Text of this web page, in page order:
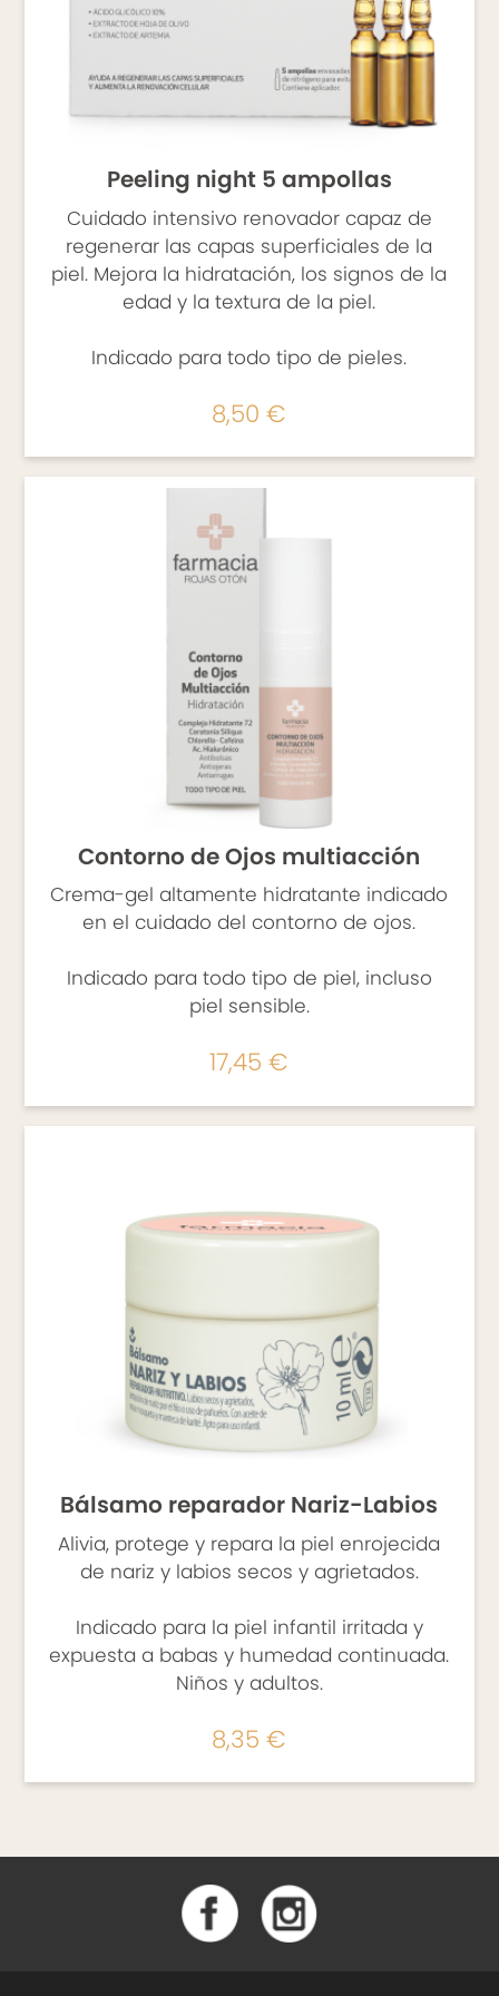
minimicen.
EXCIPIENTE
Emulsión blanca de textura fluida y de
MODO DE EMPLEO
Aplicar a diario, por la mañana y por la
noche, sobre el contorno limpio e
de un grano de arroz y se reparte con las
bolsas y ojeras de dentro hacia afuera. Uso
Peeling night 5 ampollas
Cuidado intensivo renovador capaz de
regenerar las capas superficiales de la
piel. Mejora la hidratación, los signos de la
edad y la textura de la piel.
Indicado para todo tipo de pieles.
8,50 €
Contorno de Ojos multiacción
Crema-gel altamente hidratante indicado
en el cuidado del contorno de ojos.
Indicado para todo tipo de piel, incluso
piel sensible.
17,45 €
Bálsamo reparador Nariz-Labios
Alivia, protege y repara la piel enrojecida
de nariz y labios secos y agrietados.
Indicado para la piel infantil irritada y
expuesta a babas y humedad continuada.
Niños y adultos.
8,35 €